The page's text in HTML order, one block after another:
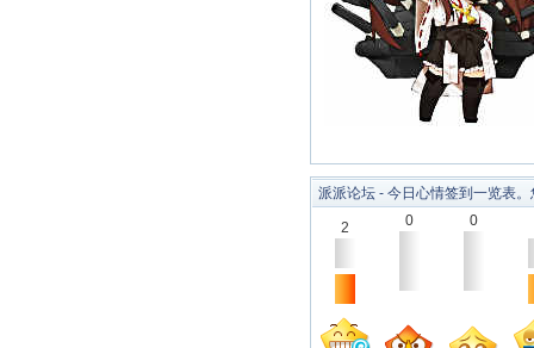
派派论坛 - 今日心情签到一览表
2 0 0